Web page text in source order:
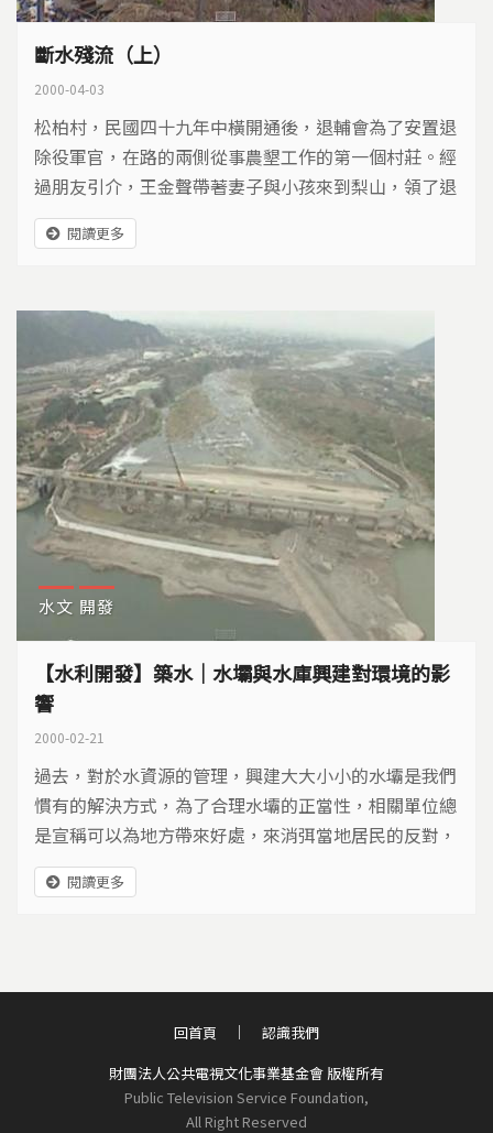
斷水殘流（上）
2000-04-03
松柏村，民國四十九年中橫開通後，退輔會為了安置退
除役軍官，在路的兩側從事農墾工作的第一個村莊。經
過朋友引介，王金聲帶著妻子與小孩來到梨山，領了退
輔會給的二甲地，開始拿起鋤頭在山坡地上種下了一株
株價錢如金的蘋果樹，期待更美好的生活。
閱讀更多
水文 開發
【水利開發】築水｜水壩與水庫興建對環境的影
響
2000-02-21
過去，對於水資源的管理，興建大大小小的水壩是我們
慣有的解決方式，為了合理水壩的正當性，相關單位總
是宣稱可以為地方帶來好處，來消弭當地居民的反對，
強化非當地居民對水壩的認同。然而，經過這數十年，
當初的說法在住民的眼中，卻成為了謊言。
閱讀更多
財團法人公共電視文化事業基金會 版權所有
Public Television Service Foundation,
All Right Reserved
回首頁 認識我們